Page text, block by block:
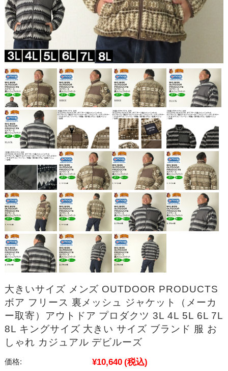
大きいサイズ メンズ OUTDOOR PRODUCTS
ボア フリース 裏メッシュ ジャケット（メーカ
ー取寄）アウトドア プロダクツ 3L 4L 5L 6L 7L
8L キングサイズ 大きい サイズ ブランド 服 お
しゃれ カジュアル デビルーズ
価格: ¥10,640 (税込)